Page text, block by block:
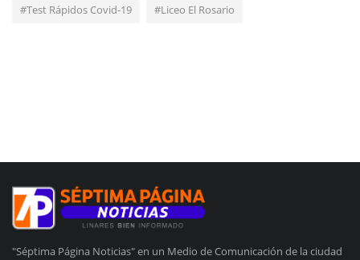
#Test Rápidos Covid-19 #Liceo El Rosario
"Séptima Página Noticias" en un Medio de Comunicación de la ciudad